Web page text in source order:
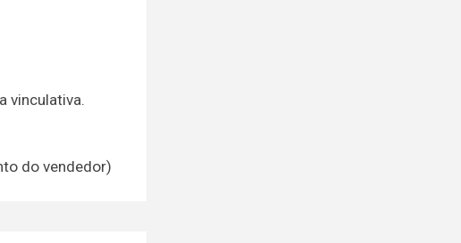
vinculativa.
do vendedor)